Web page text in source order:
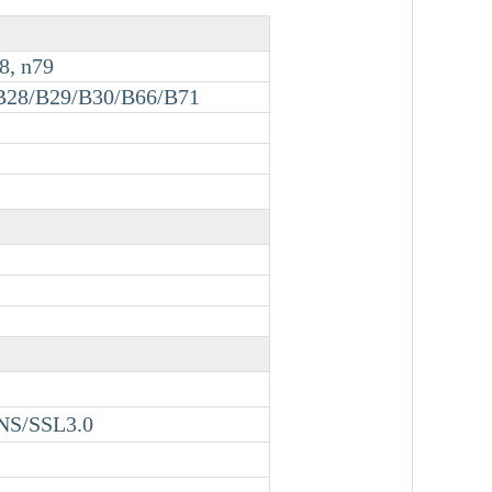
n79
B29/B30/B66/B71
SSL3.0